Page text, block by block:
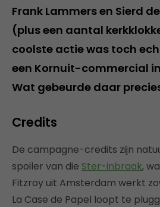
Frank Lammers en Sierd
(plus een aantal
coolste actie was toch
een Kornuit-commercial
Wat gebeurde daar
Credits
De campagne-credits zijn
spoiler van die Ster-inbraak,
Fitzroy uit Amsterdam werkt
La Case de Papel loopt te